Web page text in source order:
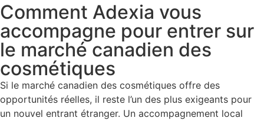
Comment Adexia vous
accompagne pour entrer sur
le marché canadien des
cosmétiques
Si le marché canadien des cosmétiques offre des
opportunités réelles, il reste l’un des plus exigeants pour
un nouvel entrant étranger. Un accompagnement local